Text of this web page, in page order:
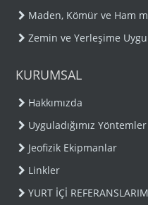
Maden, Kömür ve Ham
Zemin ve Yerleşime
KURUMSAL
Hakkımızda
Uyguladığımız Yöntemler
Jeofizik Ekipmanlar
Linkler
YURT İÇİ